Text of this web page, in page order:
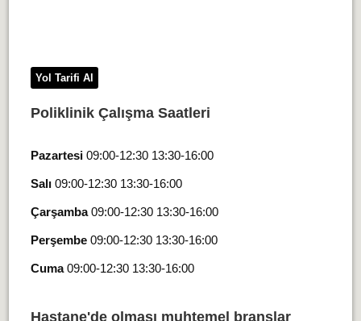
Yol Tarifi Al
Poliklinik Çalışma Saatleri
Pazartesi09:00-12:30 13:30-16:00
Salı09:00-12:30 13:30-16:00
Çarşamba09:00-12:30 13:30-16:00
Perşembe09:00-12:30 13:30-16:00
Cuma09:00-12:30 13:30-16:00
Hastane'de olması muhtemel branşlar